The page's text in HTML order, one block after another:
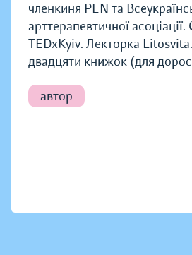
членкиня PEN та
арттерапевтичної асоціації.
TEDxKyiv. Лекторка
двадцяти книжок (для
автор